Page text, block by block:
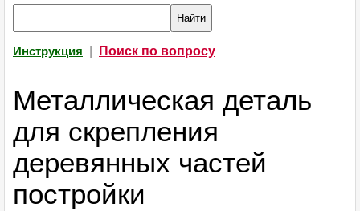
Инструкция Поиск по вопросу
Металлическая деталь
для скрепления
деревянных частей
постройки